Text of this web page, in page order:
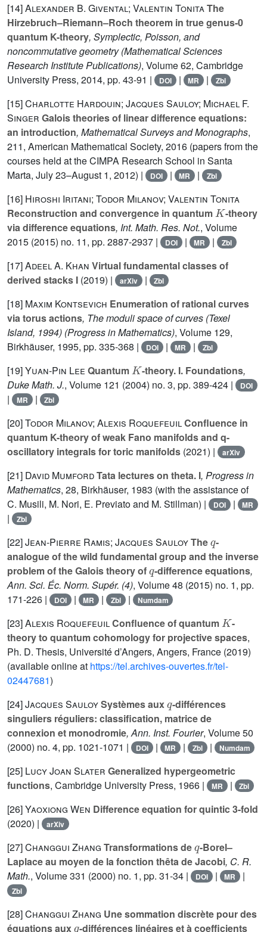
[14]Alexander B. Givental; Valentin TonitaThe
Hirzebruch–Riemann–Roch theorem in true genus-0
quantum K-theory, Symplectic, Poisson, and
noncommutative geometry(Mathematical Sciences
Research Institute Publications), Volume 62, Cambridge
University Press, 2014, pp. 43-91 |
DOI | MR | Zbl
[15]Charlotte Hardouin; Jacques Sauloy; Michael F.
Singer Galois theories of linear difference equations:
an introduction, Mathematical Surveys and Monographs,
211, American Mathematical Society, 2016 (papers from the
courses held at the CIMPA Research School in Santa
Marta, July 23–August 1, 2012) |
DOI | MR | Zbl
[16] Hiroshi Iritani; Todor Milanov; Valentin Tonita
Reconstruction and convergence in quantum
K
-theory
via difference equations, Int. Math. Res. Not., Volume
2015 (2015) no. 11, pp. 2887-2937 | DOI | MR | Zbl
[17]Adeel A. Khan Virtual fundamental classes of
derived stacks I (2019) | arXiv | Zbl
[18] Maxim Kontsevich Enumeration of rational curves
via torus actions, The moduli space of curves (Texel
Island, 1994) (Progress in Mathematics), Volume 129,
Birkhäuser, 1995, pp. 335-368 |
DOI | MR | Zbl
[19]Yuan-Pin Lee Quantum -theory. I. Foundations,
Duke Math. J., Volume 121 (2004) no. 3, pp. 389-424 | DOI
| MR | Zbl
[20]Todor Milanov; Alexis RoquefeuilConfluence in
quantum K-theory of weak Fano manifolds and q-
oscillatory integrals for toric manifolds (2021) | arXiv
[21] David MumfordTata lectures on theta. I, Progress in
Mathematics, 28, Birkhäuser, 1983 (with the assistance of
C. Musili, M. Nori, E. Previato and M. Stillman) |
DOI | MR
| Zbl
[22]Jean-Pierre Ramis; Jacques SauloyThe -
analogue of the wild fundamental group and the inverse
problem of the Galois theory of
q
-difference equations,
Ann. Sci. Éc. Norm. Supér. (4), Volume 48 (2015) no. 1, pp.
171-226 |
DOI | MR | Zbl | Numdam
[23]Alexis RoquefeuilConfluence of quantum
-
theory to quantum cohomology for projective spaces,
Ph. D. Thesis, Université d’Angers, Angers, France (2019)
(available online at https://tel.archives-ouvertes.fr/tel-
02447681)
[24]Jacques SauloySystèmes aux -différences
singuliers réguliers: classification, matrice de
connexion et monodromie, Ann. Inst. Fourier, Volume 50
(2000) no. 4, pp. 1021-1071 |
DOI | MR | Zbl | Numdam
[25] Lucy Joan Slater Generalized hypergeometric
functions, Cambridge University Press, 1966 | MR | Zbl
[26]Yaoxiong Wen Difference equation for quintic 3-fold
(2020) |
arXiv
[27]Changgui Zhang Transformations de -Borel–
Laplace au moyen de la fonction thêta de Jacobi, C. R.
Math., Volume 331 (2000) no. 1, pp. 31-34 | DOI | MR |
Zbl
[28]Changgui Zhang Une sommation discrète pour des
équations aux
q
-différences linéaires et à coefficients